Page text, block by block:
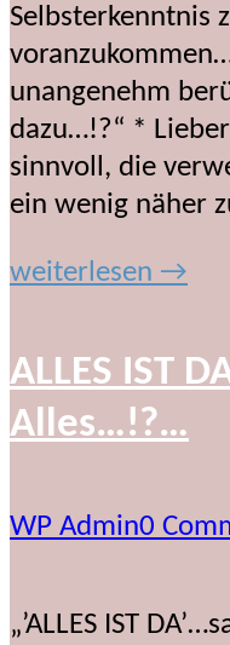
Selbsterkenntnis
unangenehm
dazu…!?“ *
sinnvoll, die
ein wenig näher
weiterlesen →
ALLES IST
Alles…!?…
WP Admin0
„’ALLES IST